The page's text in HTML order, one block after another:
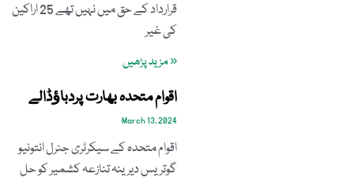
قرارداد کے حق میں نہیں تھے 25 اراکین
کی غیر
« مزید پڑھیں
اقوام متحدہ بھارت پردباﺅڈالے
March 13, 2024
اقوام متحدہ کے سیکرٹری جنرل انتونیو
گوتریس دیرینہ تنازعہ کشمیر کو حل